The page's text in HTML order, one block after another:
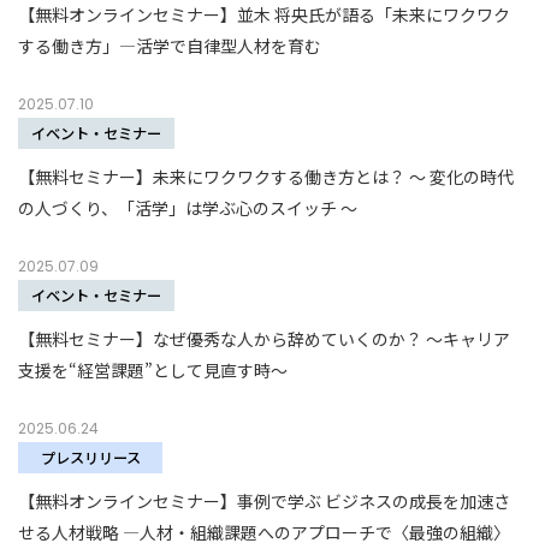
【無料オンラインセミナー】並木 将央氏が語る「未来にワクワク
する働き方」―活学で自律型人材を育む
2025.07.10
イベント・セミナー
【無料セミナー】未来にワクワクする働き方とは？ ～ 変化の時代
の人づくり、「活学」は学ぶ心のスイッチ ～
2025.07.09
イベント・セミナー
【無料セミナー】なぜ優秀な人から辞めていくのか？ ～キャリア
支援を“経営課題”として見直す時～
2025.06.24
プレスリリース
【無料オンラインセミナー】事例で学ぶ ビジネスの成長を加速さ
せる人材戦略 ―人材・組織課題へのアプローチで〈最強の組織〉